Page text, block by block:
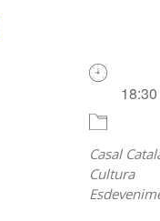
18:30
Casal
Cultura